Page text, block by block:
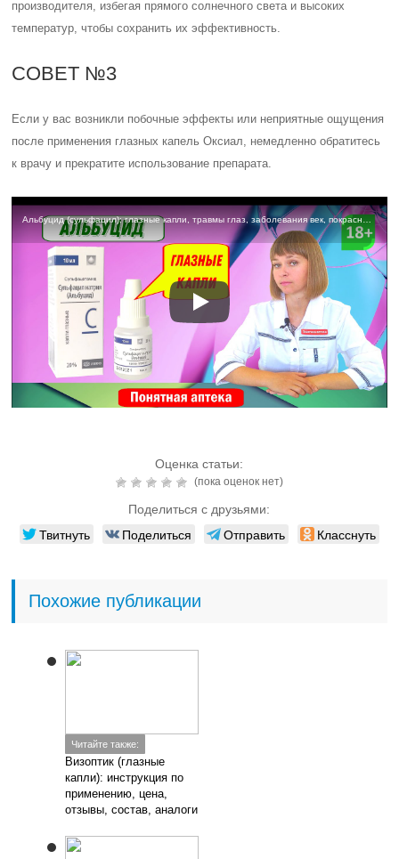
производителя, избегая прямого солнечного света и высоких
температур, чтобы сохранить их эффективность.
СОВЕТ №3
Если у вас возникли побочные эффекты или неприятные ощущения
после применения глазных капель Оксиал, немедленно обратитесь
к врачу и прекратите использование препарата.
Оценка статьи:
(пока оценок нет)
Поделиться с друзьями:
Твитнуть Поделиться Отправить Класснуть
Похожие публикации
Читайте также:
Визоптик (глазные
капли): инструкция по
применению, цена,
отзывы, состав, аналоги